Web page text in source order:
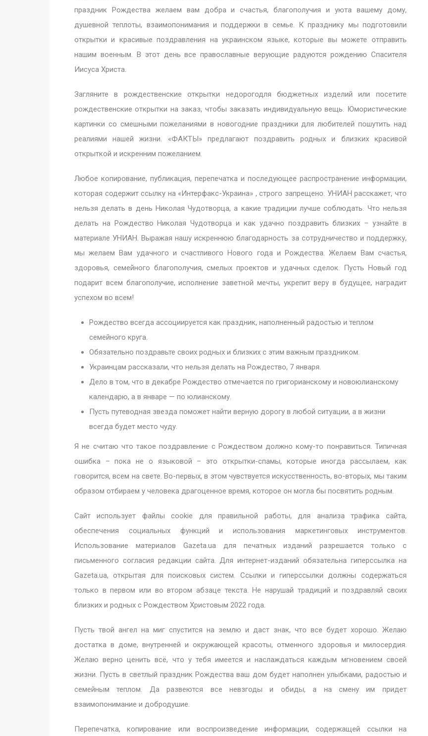
праздник Рождества желаем вам добра и счастья, благополучия и уюта вашему дому,
душевной теплоты, взаимопонимания и поддержки в семье. К празднику мы подготовили
открытки и красивые поздравления на украинском языке, которые вы можете отправить
нашим военным. В этот день все православные верующие радуются рождению Спасителя
Иисуса Христа.
Загляните в рождественские открытки недорогодля бюджетных изделий или посетите
рождественские открытки на заказ, чтобы заказать индивидуальную вещь. Юмористические
картинки со смешными пожеланиями в новогодние праздники для любителей пошутить над
реалиями нашей жизни. «ФАКТЫ» предлагают поздравить родных и близких красивой
открыткой и искренним пожеланием.
Любое копирование, публикация, перепечатка и последующее распространение информации,
которая содержит ссылку на «Интерфакс-Украина» , строго запрещено. УНИАН расскажет, что
нельзя делать в день Николая Чудотворца, а какие традиции лучше соблюдать. Что нельзя
делать на Рождество Николая Чудотворца и как удачно поздравить близких – узнайте в
материале УНИАН. Выражая нашу искреннюю благодарность за сотрудничество и поддержку,
мы желаем Вам удачного и счастливого Нового года и Рождества. Желаем Вам счастья,
здоровья, семейного благополучия, смелых проектов и удачных сделок. Пусть Новый год
подарит всем благополучие, исполнение заветной мечты, укрепит веру в будущее, наградит
успехом во всем!
Рождество всегда ассоциируется как праздник, наполненный радостью и теплом
семейного круга.
Обязательно поздравьте своих родных и близких с этим важным праздником.
Украинцам рассказали, что нельзя делать на Рождество, 7 января.
Дело в том, что в декабре Рождество отмечается по григорианскому и новоюлианскому
календарю, а в январе — по юлианскому.
Пусть путеводная звезда поможет найти верную дорогу в любой ситуации, а в жизни
всегда будет место чуду.
Я не считаю что такое поздравление с Рождеством должно кому-то понравиться. Типичная
ошибка – пока не о языковой – это открытки-спамы, которые иногда рассылаем, как
говорится, всем на свете. Во-первых, в этом чувствуется искусственность, во-вторых, мы таким
образом отбираем у человека драгоценное время, которое он могла бы посвятить родным.
Сайт использует файлы cookie для правильной работы, для анализа трафика сайта,
обеспечения социальных функций и использования маркетинговых инструментов.
Использование материалов Gazeta.ua для печатных изданий разрешается только с
письменного согласия редакции сайта. Для интернет-изданий обязательна гиперссылка на
Gazeta.ua, открытая для поисковых систем. Ссылки и гиперссылки должны содержаться
только в первом или во втором абзаце текста. Не нарушай традиций и поздравляй своих
близких и родных с Рождеством Христовым 2022 года.
Пусть твой ангел на миг спустится на землю и даст знак, что все будет хорошо. Желаю
достатка в доме, внутренней и окружающей красоты, отменного здоровья и милосердия.
Желаю верно ценить всё, что у тебя имеется и наслаждаться каждым мгновением своей
жизни. Пусть в светлый праздник Рождества ваш дом будет наполнен улыбками, радостью и
семейным теплом. Да развеются все невзгоды и обиды, а на смену им придет
взаимопонимание и добродушие.
Перепечатка, копирование или воспроизведение информации, содержащей ссылки на